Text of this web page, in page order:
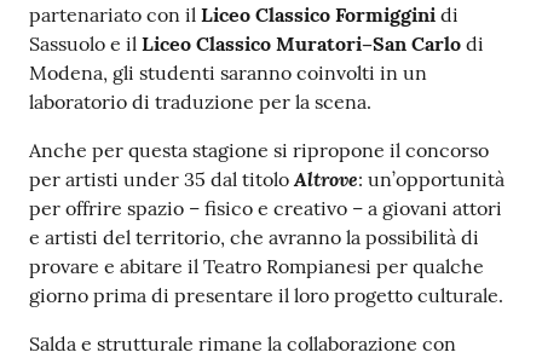
partenariato con il Liceo Classico Formiggini di
Sassuolo e il Liceo Classico Muratori–San Carlo di
Modena, gli studenti saranno coinvolti in un
laboratorio di traduzione per la scena.
Anche per questa stagione si ripropone il concorso
per artisti under 35 dal titoloAltrove: un’opportunità
per offrire spazio – fisico e creativo – a giovani attori
e artisti del territorio, che avranno la possibilità di
provare e abitare il Teatro Rompianesi per qualche
giorno prima di presentare il loro progetto culturale.
Salda e strutturale rimane la collaborazione con